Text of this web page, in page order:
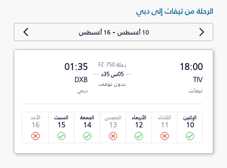
الرحلة من تيفات إلى دبي
10 أغسطس -16 أغسطس
18:00
TIV
تيفات
رحلة FZ 750
05س 35د
بدون توقف
01:35
DXB
دبي
الإثنين
10
الثلاثاء
11
الأربعاء
12
الخميس
13
الجمعة
14
السبت
15
الأحد
16